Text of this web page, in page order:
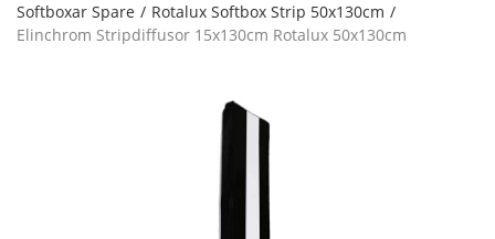
Softboxar Spare / Rotalux Softbox Strip 50x130cm /
Elinchrom Stripdiffusor 15x130cm Rotalux 50x130cm